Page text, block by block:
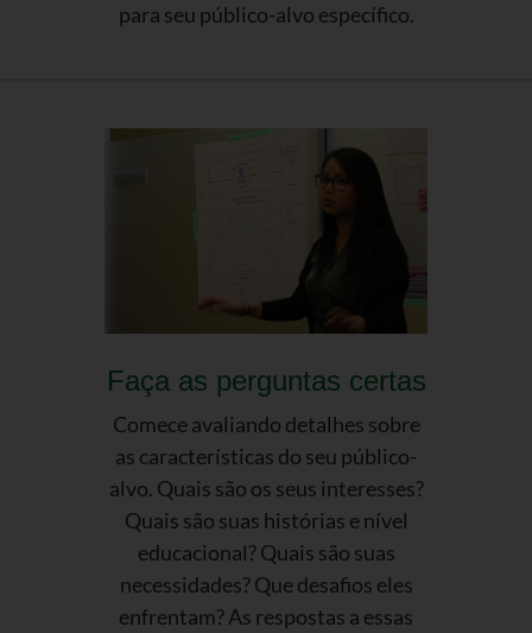
para seu público-alvo específico.
Faça as perguntas certas
Comece avaliando detalhes sobre
as características do seu público-
alvo. Quais são os seus interesses?
Quais são suas histórias e nível
educacional? Quais são suas
necessidades? Que desafios eles
enfrentam? As respostas a essas